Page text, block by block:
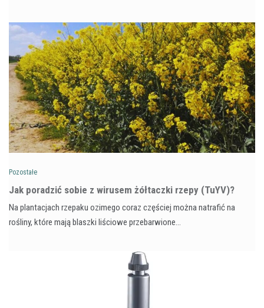
Pozostałe
​Jak poradzić sobie z wirusem żółtaczki rzepy (TuYV)?
Na plantacjach rzepaku ozimego coraz częściej można natrafić na
rośliny, które mają blaszki liściowe przebarwione…